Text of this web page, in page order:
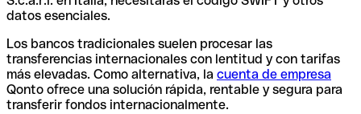
datos esenciales.
Los bancos tradicionales suelen procesar las
transferencias internacionales con lentitud y con tarifas
más elevadas. Como alternativa, la cuenta de empresa
Qonto ofrece una solución rápida, rentable y segura para
transferir fondos internacionalmente.